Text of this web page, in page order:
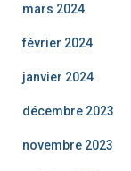
mars 2024
février 2024
janvier 2024
décembre 2023
novembre 2023